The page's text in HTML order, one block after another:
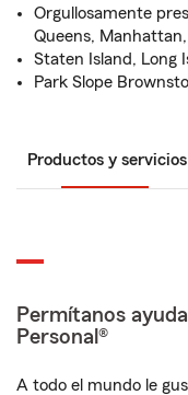
Orgullosamente
Queens,
Staten Island, Long
Park Slope
Productos y servicios
Permítanos
Personal®
A todo el mundo le